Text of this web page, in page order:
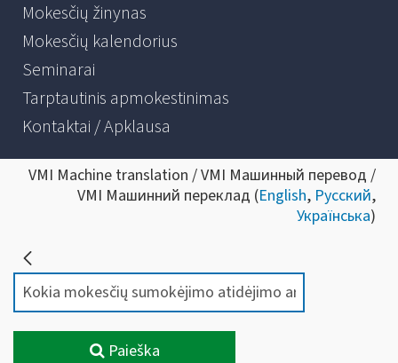
Mokesčių žinynas
Mokesčių kalendorius
Seminarai
Tarptautinis apmokestinimas
Kontaktai / Apklausa
VMI Machine translation / VMI Машинный перевод /
VMI Машинний переклад (English, Русский,
Українська)
Paieška